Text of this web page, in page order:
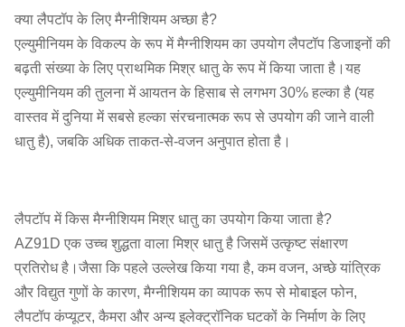
क्या लैपटॉप के लिए मैग्नीशियम अच्छा है?
एल्युमीनियम के विकल्प के रूप में मैग्नीशियम का उपयोग लैपटॉप डिजाइनों की
बढ़ती संख्या के लिए प्राथमिक मिश्र धातु के रूप में किया जाता है।यह
एल्युमीनियम की तुलना में आयतन के हिसाब से लगभग 30% हल्का है (यह
वास्तव में दुनिया में सबसे हल्का संरचनात्मक रूप से उपयोग की जाने वाली
धातु है), जबकि अधिक ताकत-से-वजन अनुपात होता है।
लैपटॉप में किस मैग्नीशियम मिश्र धातु का उपयोग किया जाता है?
AZ91D एक उच्च शुद्धता वाला मिश्र धातु है जिसमें उत्कृष्ट संक्षारण
प्रतिरोध है।जैसा कि पहले उल्लेख किया गया है, कम वजन, अच्छे यांत्रिक
और विद्युत गुणों के कारण, मैग्नीशियम का व्यापक रूप से मोबाइल फोन,
लैपटॉप कंप्यूटर, कैमरा और अन्य इलेक्ट्रॉनिक घटकों के निर्माण के लिए